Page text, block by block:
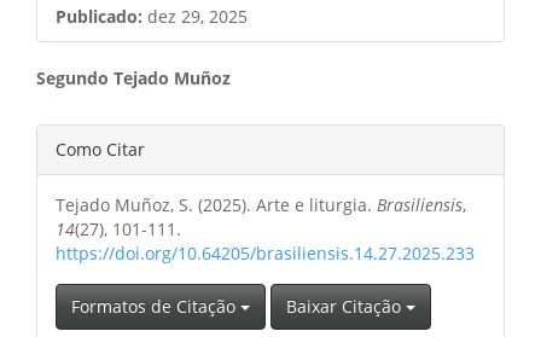
Publicado: dez 29, 2025
Conteúdo
do
artigo
principal
Segundo Tejado Muñoz
Detalhes
do
artigo
Como Citar
Tejado Muñoz, S. (2025). Arte e liturgia. Brasiliensis,
14(27), 101-111.
https://doi.org/10.64205/brasiliensis.14.27.2025.233
Formatos de Citação Baixar Citação